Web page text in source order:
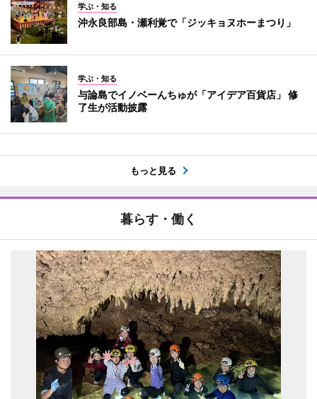
学ぶ・知る
沖永良部島・瀬利覚で「ジッキョヌホーまつり」
学ぶ・知る
与論島でイノベーんちゅが「アイデア百貨店」 修
了生が活動披露
もっと見る
暮らす・働く